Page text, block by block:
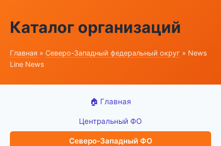
Каталог организаций
Главная » Северо-Западный федеральный округ » News
Line News
🏠 Главная
Центральный ФО
Северо-Западный ФО